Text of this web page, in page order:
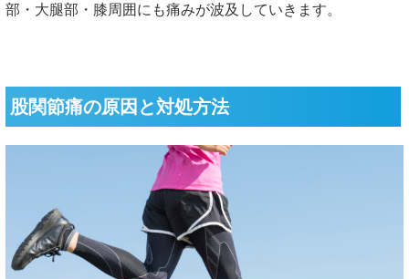
部・大腿部・膝周囲にも痛みが波及していきます。
股関節痛の原因と対処方法